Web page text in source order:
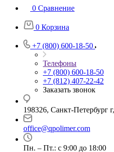
0 Сравнение
0 Корзина
+7 (800) 600-18-50
Телефоны
+7 (800) 600-18-50
+7 (812) 407-22-42
Заказать звонок
198326, Санкт-Петербург
office@qpolimer.com
Пн. – Пт.: с 9:00 до 18:00